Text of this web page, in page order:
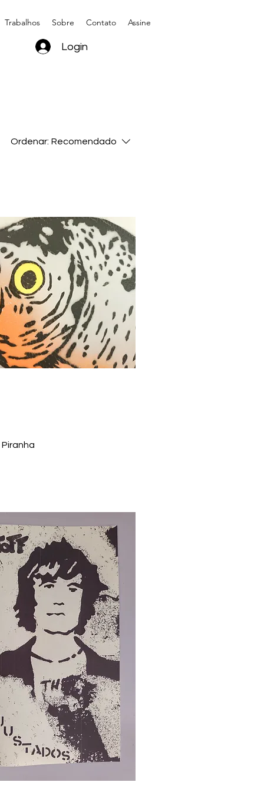
Trabalhos Sobre Contato Assine
Login
Ordenar: Recomendado